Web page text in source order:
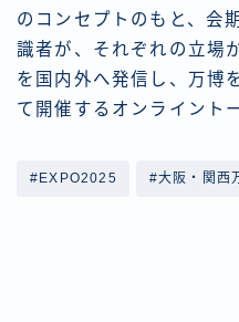
のコンセプトのもと、会
識者が、それぞれの立場
を国内外へ発信し、万博
て開催するオンライント
#EXPO2025 #大阪・関西